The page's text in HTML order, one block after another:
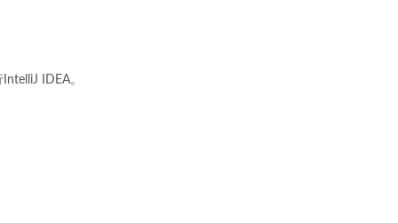
IDEA。